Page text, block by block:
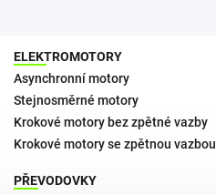
ELEKTROMOTORY
Asynchronní motory
Stejnosměrné motory
Krokové motory bez zpětné vazby
Krokové motory se zpětnou vazbou
PŘEVODOVKY